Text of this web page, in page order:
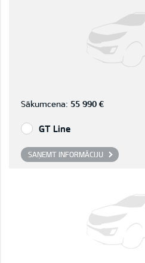
Sākumcena: 55 990 €
GT Line
SAŅEMT INFORMĀCIJU